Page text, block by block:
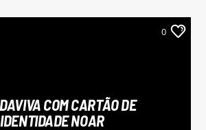
0
COM CARTÃO DE
IDENTIDADE NOAR